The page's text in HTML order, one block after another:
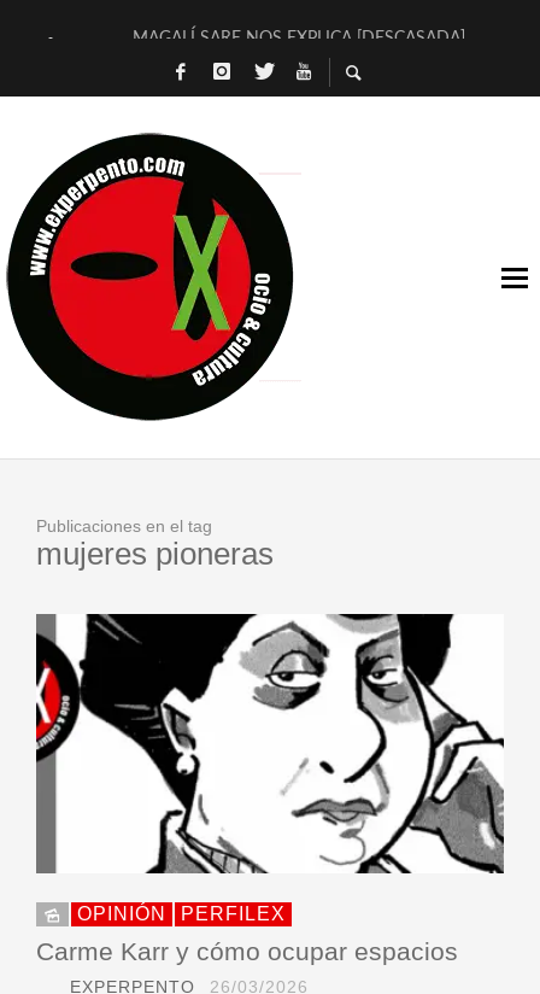
MAGALÍ SARE NOS EXPLICA [DESCASADA]
«NO TENGO PUTOS SUEÑOS»
[LA BOLA NEGRA] DE JAVIER CALVO Y JAVIER AMBROSSI
OSLO OVNIES LLEGAN CORRIENDO A ARANDA
FÉLIX CALVO NOS PRESENTA [LAS PALMERAS] (NOVELA
[EL SER QUERIDO] DE RODRIGO SOROGOYEN
ENTREVISTA A IVÁN HUMANES POR [EL LIBRO ROJO]
ARRABAL, ARRABAL, ARRABAL, ARRABEAUX
Publicaciones en el tag
mujeres pioneras
OPINIÓN PERFILEX
Carme Karr y cómo ocupar espacios
EXPERPENTO 26/03/2026